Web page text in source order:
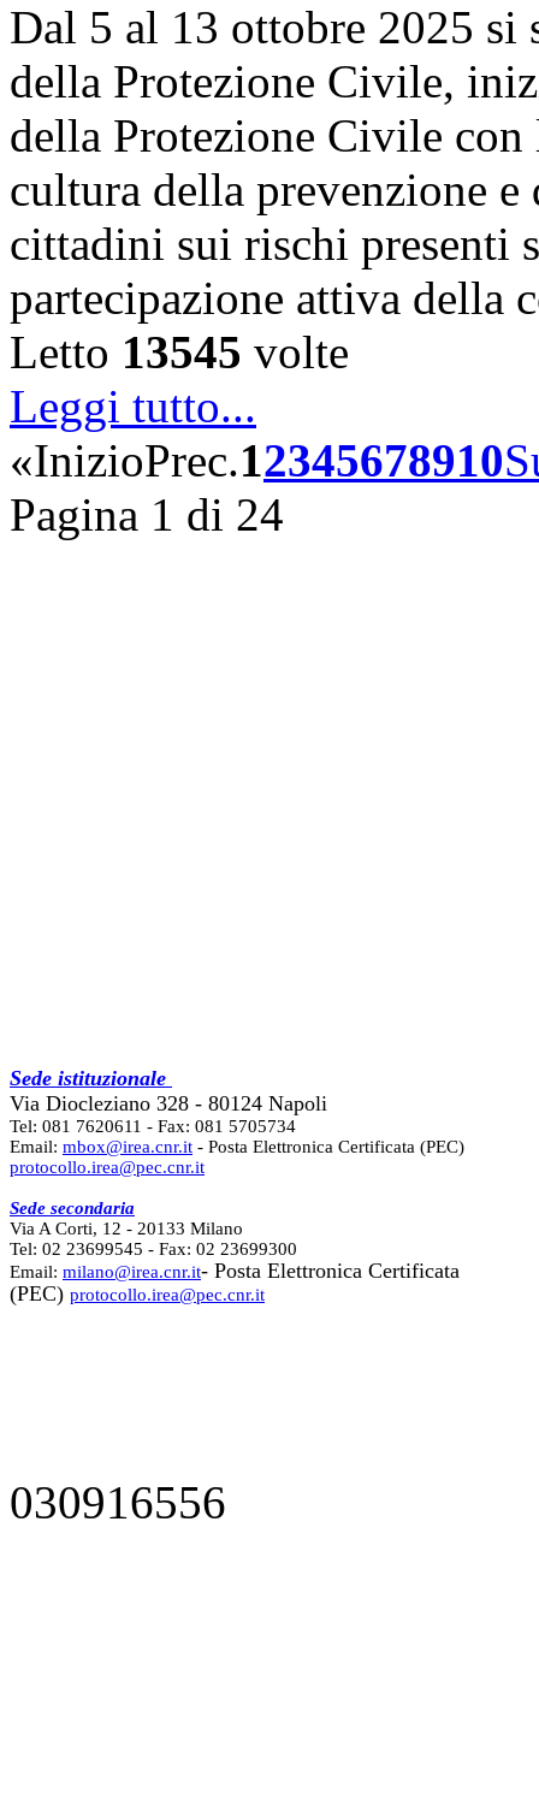
Dal 5 al 13 ottobre 2025 si
della Protezione Civile,
della Protezione Civile
cultura della prevenzione
cittadini sui rischi presenti
partecipazione attiva
Letto 13545 volte
Leggi tutto...
«InizioPrec.12345678910
Pagina 1 di 24
Sede istituzionale
Via Diocleziano 328 - 80124 Napoli
Tel: 081 7620611 - Fax: 081 5705734
Email: mbox@irea.cnr.it - Posta Elettronica Certificata (PEC)
protocollo.irea@pec.cnr.it
Sede secondaria
Via A Corti, 12 - 20133 Milano
Tel: 02 23699545 - Fax: 02 23699300
Email: milano@irea.cnr.it- Posta Elettronica Certificata
(PEC) protocollo.irea@pec.cnr.it
030916556